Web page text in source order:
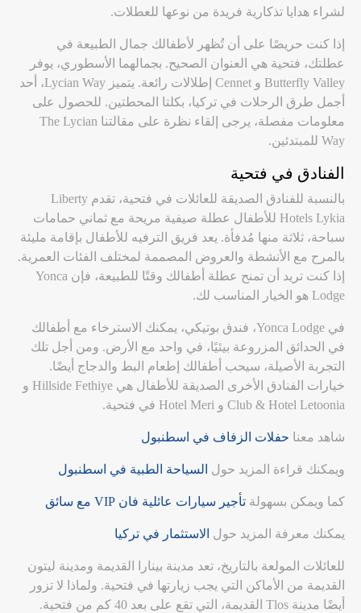
لشراء هدايا تذكارية فريدة من نوعها للعطلات.
إذا كنت حريصًا على أن تُظهر لأطفالك جمال الطبيعة في
عطلتك، فتحية هي العنوان الصحيح. بجمالهما الأسطوري، يوفر
Butterfly Valley و Cennet إطلالات رائعة. يتميز Lycian Way، أحد
أجمل طرق الرحلات في تركيا، بكلتا المحطتين. للحصول على
معلومات مفصلة، يرجى إلقاء نظرة على مقالتنا The Lycian
Way للمبتدئين.
الفنادق في فتحية
بالنسبة للفنادق الصديقة للعائلات في فتحية، تقدم Liberty
Hotels Lykia للأطفال عطلة صيفية مريحة مع ثماني حمامات
سباحة، ثلاثة منها مُدفأة. يعد فريق الترفيه للأطفال بإقامة مليئة
بالمرح مع الأنشطة والعروض المصممة لمختلف الفئات العمرية.
إذا كنت تريد أن تمنح عطلة أطفالك وقتًا للطبيعة، فإن Yonca
Lodge هو الخيار المناسب لك.
في Yonca Lodge، فندق بوتيكي، يمكنك الاسترخاء مع أطفالك
في الحدائق المزروعة بيئيًا، في واحد مع الأرض. ومن أجل تلك
التجربة الأصيلة، سيحب أطفالك إطعام البط والدجاج أيضًا.
خيارات الفنادق الأخرى الصديقة للأطفال هي Hillside Fethiye و
Club & Hotel Letoonia و Hotel Meri في فتحية.
شاهد معنا حفلات الزفاف في اسطنبول
ويمكنك قراءة المزيد حول السياحة الطبية في اسطنبول
كما ويمكن بسهولة تأجير سيارات عائلية فان VIP مع سائق
يمكنك معرفة المزيد حول الاستثمار في تركيا
للعائلات المولعة بالتاريخ، تعد مدينة بينارا القديمة ومدينة ليتون
القديمة من الأماكن التي يجب زيارتها في فتحية. ولماذا لا تزور
أيضًا مدينة Tlos القديمة، التي تقع على بعد 40 كم من فتحية.